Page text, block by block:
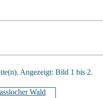
Angezeigt: Bild 1 bis 2.